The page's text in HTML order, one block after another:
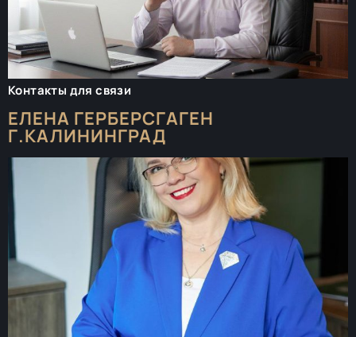
Контакты для связи
ЕЛЕНА ГЕРБЕРСГАГЕН
Г.КАЛИНИНГРАД